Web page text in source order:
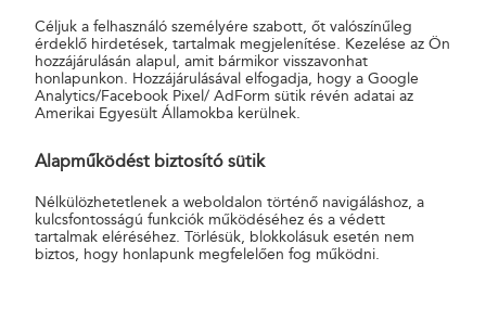
Kapcsolódó szolgáltatások
Ajánlott
Tértivevény
Céljuk a felhasználó személyére szabott, őt valószínűleg
érdeklő hirdetések, tartalmak megjelenítése. Kezelése az Ön
hozzájárulásán alapul, amit bármikor visszavonhat
honlapunkon. Hozzájárulásával elfogadja, hogy a Google
Analytics/Facebook Pixel/ AdForm sütik révén adatai az
Amerikai Egyesült Államokba kerülnek.
Alapműködést biztosító sütik
Nélkülözhetetlenek a weboldalon történő navigáláshoz, a
kulcsfontosságú funkciók működéséhez és a védett
tartalmak eléréséhez. Törlésük, blokkolásuk esetén nem
biztos, hogy honlapunk megfelelően fog működni.